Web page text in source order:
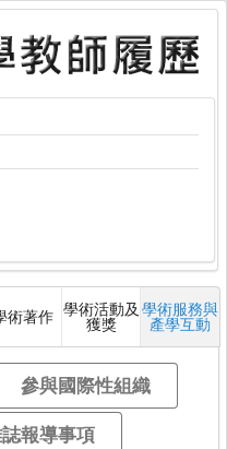
術著作 學術活動及
獲獎
學術服務與
產學互動
參與國際性組織
報導事項